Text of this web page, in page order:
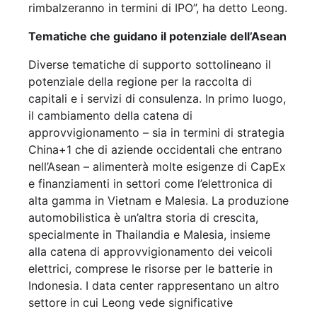
rimbalzeranno in termini di IPO”, ha detto Leong.
Tematiche che guidano il potenziale dell’Asean
Diverse tematiche di supporto sottolineano il
potenziale della regione per la raccolta di
capitali e i servizi di consulenza. In primo luogo,
il cambiamento della catena di
approvvigionamento – sia in termini di strategia
China+1 che di aziende occidentali che entrano
nell’Asean – alimenterà molte esigenze di CapEx
e finanziamenti in settori come l’elettronica di
alta gamma in Vietnam e Malesia. La produzione
automobilistica è un’altra storia di crescita,
specialmente in Thailandia e Malesia, insieme
alla catena di approvvigionamento dei veicoli
elettrici, comprese le risorse per le batterie in
Indonesia. I data center rappresentano un altro
settore in cui Leong vede significative